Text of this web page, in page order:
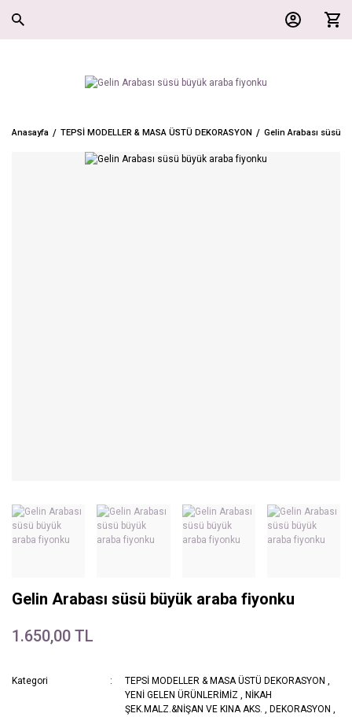
Anasayfa TEPSİ MODELLER & MASA ÜSTÜ DEKORASYON Gelin Arabası süsü
Gelin Arabası süsü büyük araba fiyonku
1.650,00 TL
Kategori TEPSİ MODELLER & MASA ÜSTÜ DEKORASYON ,
YENİ GELEN ÜRÜNLERİMİZ , NİKAH
ŞEK.MALZ.&NİŞAN VE KINA AKS. , DEKORASYON ,